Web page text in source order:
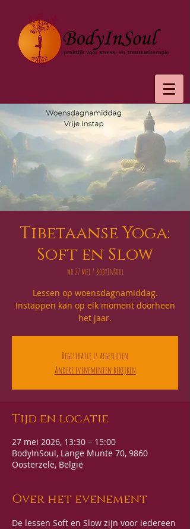
Tibetaanse Yoga:
Soft en Slow
wo 27 mei
  |
BodyInSoul
Lessen op woensdagnamiddag.
Instappen kan op elk moment doorheen
het jaar.
Registratie is afgesloten
Andere evenementen bekijken
Tijd en locatie
27 mei 2026, 13:30 – 15:00
BodyInSoul, Lange Munte 70, 9860
Oosterzele, België
Over het evenement
De lessen Soft en Slow zijn voor iedereen